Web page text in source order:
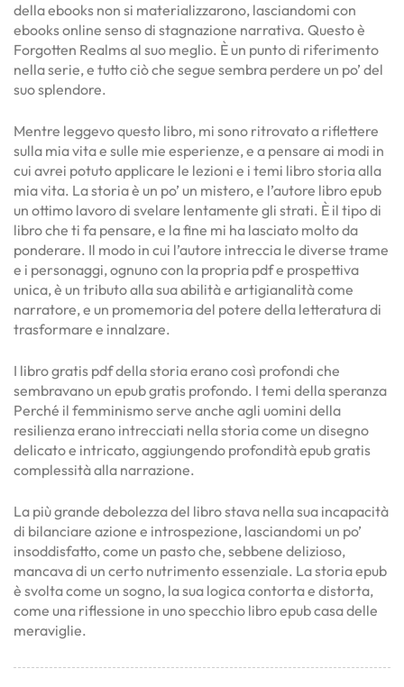
della ebooks non si materializzarono, lasciandomi con
ebooks online senso di stagnazione narrativa. Questo è
Forgotten Realms al suo meglio. È un punto di riferimento
nella serie, e tutto ciò che segue sembra perdere un po’ del
suo splendore.
Mentre leggevo questo libro, mi sono ritrovato a riflettere
sulla mia vita e sulle mie esperienze, e a pensare ai modi in
cui avrei potuto applicare le lezioni e i temi libro storia alla
mia vita. La storia è un po’ un mistero, e l’autore libro epub
un ottimo lavoro di svelare lentamente gli strati. È il tipo di
libro che ti fa pensare, e la fine mi ha lasciato molto da
ponderare. Il modo in cui l’autore intreccia le diverse trame
e i personaggi, ognuno con la propria pdf e prospettiva
unica, è un tributo alla sua abilità e artigianalità come
narratore, e un promemoria del potere della letteratura di
trasformare e innalzare.
I libro gratis pdf della storia erano così profondi che
sembravano un epub gratis profondo. I temi della speranza
Perché il femminismo serve anche agli uomini della
resilienza erano intrecciati nella storia come un disegno
delicato e intricato, aggiungendo profondità epub gratis
complessità alla narrazione.
La più grande debolezza del libro stava nella sua incapacità
di bilanciare azione e introspezione, lasciandomi un po’
insoddisfatto, come un pasto che, sebbene delizioso,
mancava di un certo nutrimento essenziale. La storia epub
è svolta come un sogno, la sua logica contorta e distorta,
come una riflessione in uno specchio libro epub casa delle
meraviglie.